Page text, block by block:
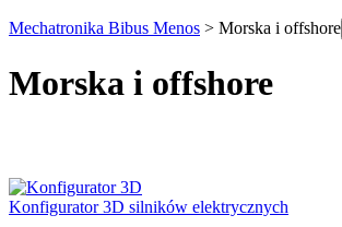
Mechatronika Bibus Menos > Morska i offshore
Morska i offshore
Konfigurator 3D silników elektrycznych